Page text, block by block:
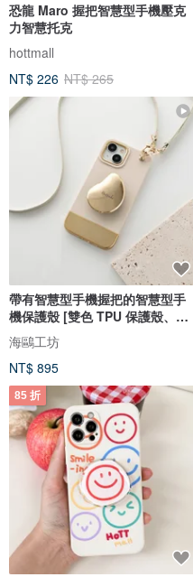
恐龍 Maro 握把智慧型手機壓克
力智慧托克
hottmall
NT$ 226 NT$ 265
帶有智慧型手機握把的智慧型手
機保護殼 [雙色 TPU 保護殼、刻
名字] 智慧型手機肩部金零件、智
慧型手機支架、刻文字、免費刻
名字 OS45U
海鷗工坊
NT$ 895
85 折